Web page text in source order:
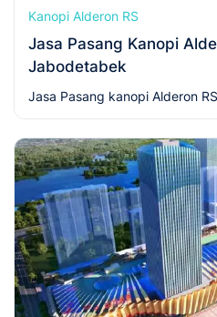
Kanopi Alderon RS
Jasa Pasang Kanopi
Jabodetabek
Jasa Pasang kanopi Alderon
ringan, kuat, dan tahan lama,
ekonomis.